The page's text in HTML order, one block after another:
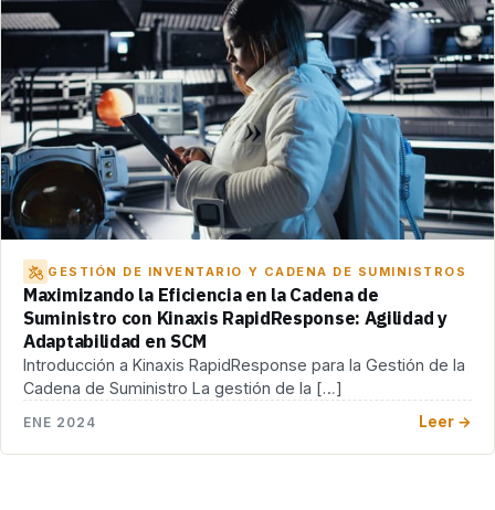
GESTIÓN DE INVENTARIO Y CADENA DE SUMINISTROS
Maximizando la Eficiencia en la Cadena de
Suministro con Kinaxis RapidResponse: Agilidad y
Adaptabilidad en SCM
Introducción a Kinaxis RapidResponse para la Gestión de la
Cadena de Suministro La gestión de la […]
ENE 2024 Leer →